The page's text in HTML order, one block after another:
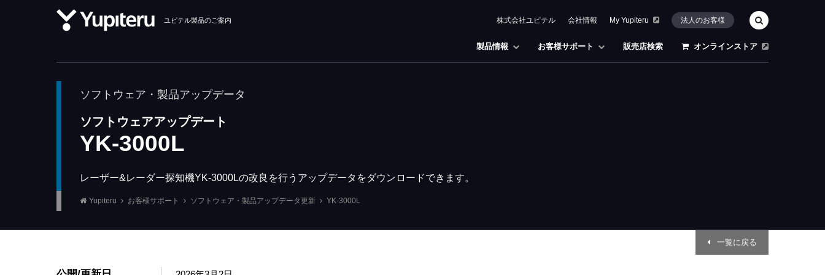
ユピテル製品のご案内
製品情報 お客様サポート 販売店検索 オンラインストア
株式会社ユピテル 会社情報 My Yupiteru 法人のお客様
ソフトウェア・製品アップデータ
ソフトウェアアップデート
YK-3000L
レーザー&レーダー探知機YK-3000Lの改良を行うアップデータをダウンロードできます。
Yupiteru お客様サポート ソフトウェア・製品アップデータ更新 YK-3000L
一覧に戻る